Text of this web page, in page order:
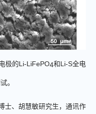
极的Li-LiFePO4和Li-S全电
。
士、 胡慧敏研究生， 通讯作